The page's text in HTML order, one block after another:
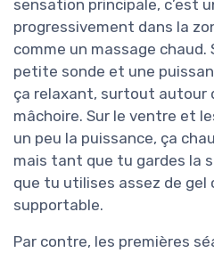
sensation principale, c’est
progressivement dans la
comme un massage chaud.
petite sonde et une
ça relaxant, surtout autour
mâchoire. Sur le ventre et
un peu la puissance, ça
mais tant que tu gardes la
que tu utilises assez de gel
supportable.
Par contre, les premières